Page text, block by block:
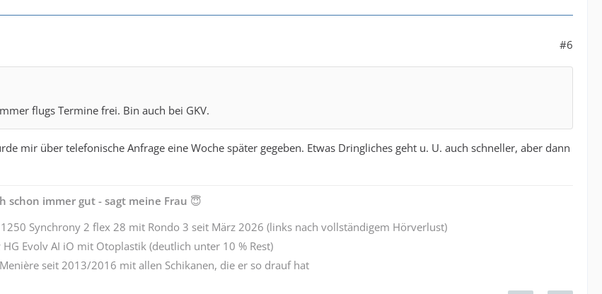
#6
flugs Termine frei. Bin auch bei GKV.
mir über telefonische Anfrage eine Woche später gegeben. Etwas Dringliches geht u. U. auch schneller, aber dann
schon immer gut - sagt meine Frau 😇
1250 Synchrony 2 flex 28 mit Rondo 3 seit März 2026 (links nach vollständigem Hörverlust)
HG Evolv AI iO mit Otoplastik (deutlich unter 10 % Rest)
seit 2013/2016 mit allen Schikanen, die er so drauf hat